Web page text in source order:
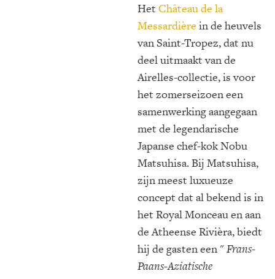
Het Château de la
Messardière in de heuvels
van Saint-Tropez, dat nu
deel uitmaakt van de
Airelles-collectie, is voor
het zomerseizoen een
samenwerking aangegaan
met de legendarische
Japanse chef-kok Nobu
Matsuhisa. Bij Matsuhisa,
zijn meest luxueuze
concept dat al bekend is in
het Royal Monceau en aan
de Atheense Rivièra, biedt
hij de gasten een "Frans-
Paans-Aziatische